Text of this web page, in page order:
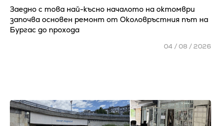
Заедно с това най-късно началото на октомври
започва основен ремонт от Околовръстния път на
Бургас до прохода
04 / 08 / 2026